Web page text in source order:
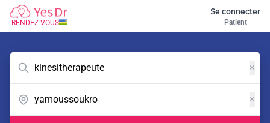
RENDEZ-VOUS
Se connecter
Patient
×
×